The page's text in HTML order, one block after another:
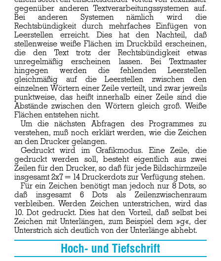
gegenüber anderen Textverarbeitungssystemen auf.
Bei anderen Systemen nämlich wird die
Rechtsbündigkeit durch mehrfaches Einfügen von
Leerstellen erreicht. Dies hat den Nachteil, daß
stellenweise weiße Flächen im Druckbild erscheinen,
die den Text trotz der Rechtsbündigkeit etwas
unregelmäßig erscheinen lassen. Bei Textmaster
hingegen werden die fehlenden Leerstellen
gleichmäßig auf die Leerstellen zwischen den
einzelnen Wörtern einer Zeile verteilt, und zwar jeweils
punktweise, das heißt innerhalb einer Zeile sind die
Abstände zwischen den Wörtern gleich groß. Weiße
Flächen entstehen nicht.
Um die nächsten Abfragen des Programmes zu
verstehen, muß noch erklärt werden, wie die Zeichen
an den Drucker gelangen.
Gedruckt wird im Grafikmodus. Eine Zeile, die
gedruckt werden soll, besteht eigentlich aus zwei
Zeilen für den Drucker, so daß für jede Bildschirmzeile
insgesamt 2x7 = 14 Druckerdots zur Verfügung stehen.
Für ein Zeichen benötigt man jedoch nur 8 Dots, so
daß insgesamt 6 Dots als Zeilenzwischenraum
verbleiben. Werden Zeichen unterstrichen, wird das
10. Dot gedruckt. Dies hat den Vorteil, daß selbst bei
Zeichen mit Unterlängen, zum Beispiel dem »g«, der
Unterstrich sich deutlich von der Unterlänge abhebt.
Hoch- und Tiefschrift